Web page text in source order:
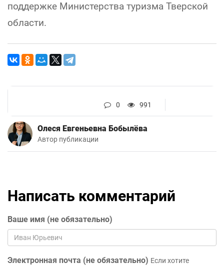
поддержке Министерства туризма Тверской
области.
0 991
Олеся Евгеньевна Бобылёва
Автор публикации
Написать комментарий
Ваше имя (не обязательно)
Электронная почта (не обязательно) Если хотите